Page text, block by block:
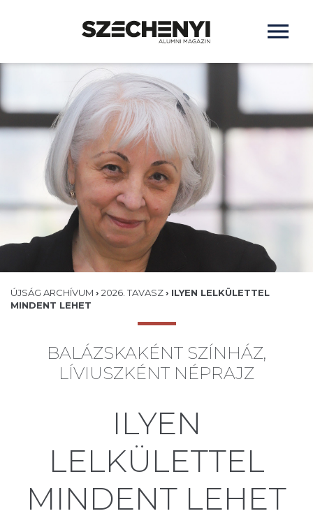
ÚJSÁG ARCHÍVUM › 2026. TAVASZ› ILYEN LELKÜLETTEL
MINDENT LEHET
BALÁZSKAKÉNT SZÍNHÁZ,
LÍVIUSZKÉNT NÉPRAJZ
ILYEN
LELKÜLETTEL
MINDENT LEHET